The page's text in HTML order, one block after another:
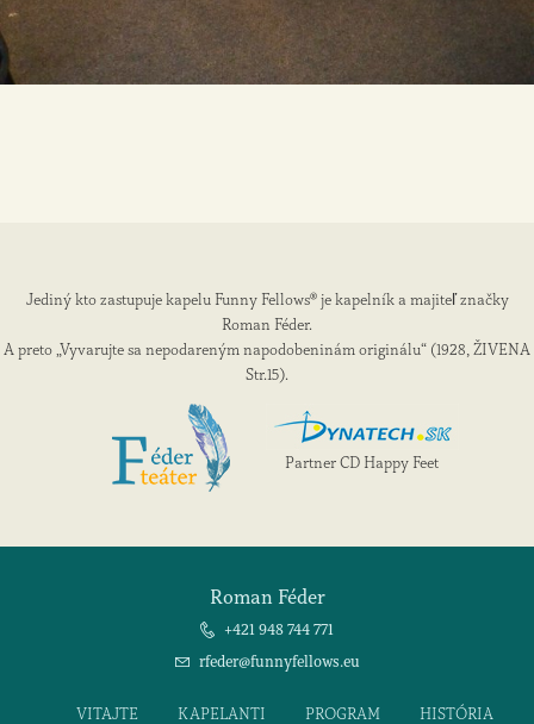
Jediný kto zastupuje kapelu Funny Fellows® je kapelník a majiteľ značky
Roman Féder.
A preto „Vyvarujte sa nepodareným napodobeninám originálu“ (1928, ŽIVENA
Str.15).
Partner CD Happy Feet
Roman Féder
+421 948 744 771
rfeder@funnyfellows.eu
VITAJTE KAPELANTI PROGRAM HISTÓRIA